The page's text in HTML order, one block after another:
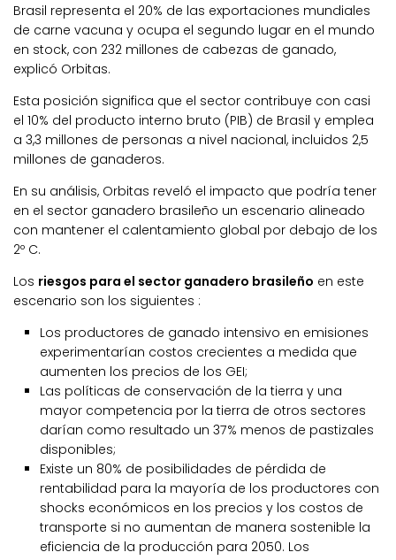
Brasil representa el 20% de las exportaciones mundiales
de carne vacuna y ocupa el segundo lugar en el mundo
en stock, con 232 millones de cabezas de ganado,
explicó Orbitas.
Esta posición significa que el sector contribuye con casi
el 10% del producto interno bruto (PIB) de Brasil y emplea
a 3,3 millones de personas a nivel nacional, incluidos 2,5
millones de ganaderos.
En su análisis, Orbitas reveló el impacto que podría tener
en el sector ganadero brasileño un escenario alineado
con mantener el calentamiento global por debajo de los
2º C.
Los riesgos para el sector ganadero brasileño en este
escenario son los siguientes :
Los productores de ganado intensivo en emisiones
experimentarían costos crecientes a medida que
aumenten los precios de los GEI;
Las políticas de conservación de la tierra y una
mayor competencia por la tierra de otros sectores
darían como resultado un 37% menos de pastizales
disponibles;
Existe un 80% de posibilidades de pérdida de
rentabilidad para la mayoría de los productores con
shocks económicos en los precios y los costos de
transporte si no aumentan de manera sostenible la
eficiencia de la producción para 2050. Los